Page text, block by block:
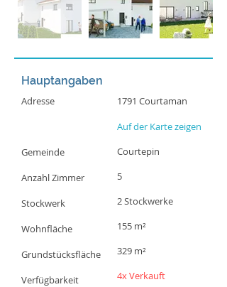
Hauptangaben
Adresse
Gemeinde
Anzahl Zimmer
Stockwerk
Wohnfläche
Grundstücksfläche
Verfügbarkeit
1791 Courtaman
Auf der Karte zeigen
Courtepin
5
2 Stockwerke
155 m²
329 m²
4x Verkauft